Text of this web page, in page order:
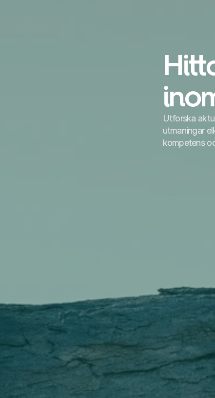
Utforska
utmaningar
kompetens